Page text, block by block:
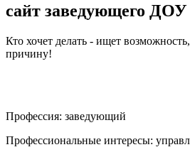
сайт заведующего ДОУ
Кто хочет делать - ищет
причину!
Профессия: заведующий
Профессиональные интересы: